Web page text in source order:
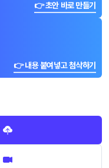
👉 초안 바로 만들기
👉 내용 붙여넣고 첨삭하기